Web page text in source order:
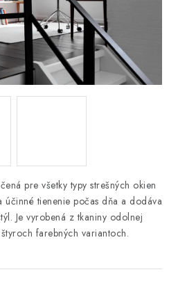
Obchodní podmínky
pre všetky typy strešných okien
účinné tienenie počas dňa a dodáva
Je vyrobená z tkaniny odolnej
farebných variantoch.